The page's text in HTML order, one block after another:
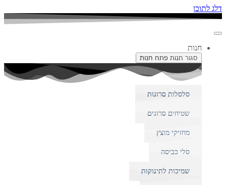
חנות
סגור חנות פתח חנות
סלסלות סרוגות
שטיחים סרוגים
מחזיקי מוצץ
סלי כביסה
שמיכות לתינוקות